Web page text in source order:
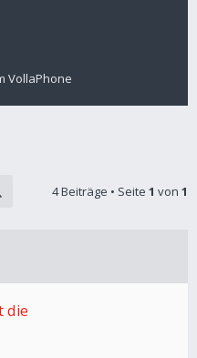
VollaPhone
4 Beiträge • Seite 1 von 1
die